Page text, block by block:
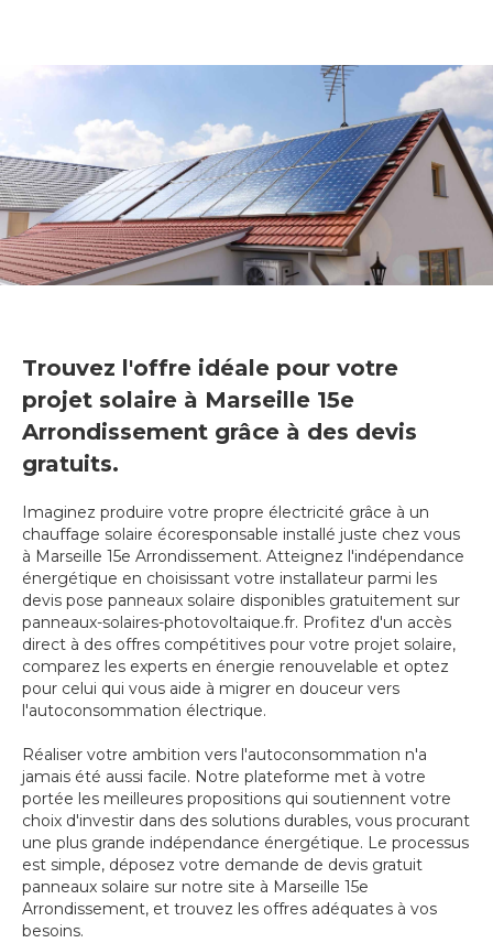
Trouvez l'offre idéale pour votre
projet solaire à Marseille 15e
Arrondissement grâce à des devis
gratuits.
Imaginez produire votre propre électricité grâce à un
chauffage solaire écoresponsable installé juste chez vous
à Marseille 15e Arrondissement. Atteignez l'indépendance
énergétique en choisissant votre installateur parmi les
devis pose panneaux solaire disponibles gratuitement sur
panneaux-solaires-photovoltaique.fr. Profitez d'un accès
direct à des offres compétitives pour votre projet solaire,
comparez les experts en énergie renouvelable et optez
pour celui qui vous aide à migrer en douceur vers
l'autoconsommation électrique.
Réaliser votre ambition vers l'autoconsommation n'a
jamais été aussi facile. Notre plateforme met à votre
portée les meilleures propositions qui soutiennent votre
choix d'investir dans des solutions durables, vous procurant
une plus grande indépendance énergétique. Le processus
est simple, déposez votre demande de devis gratuit
panneaux solaire sur notre site à Marseille 15e
Arrondissement, et trouvez les offres adéquates à vos
besoins.